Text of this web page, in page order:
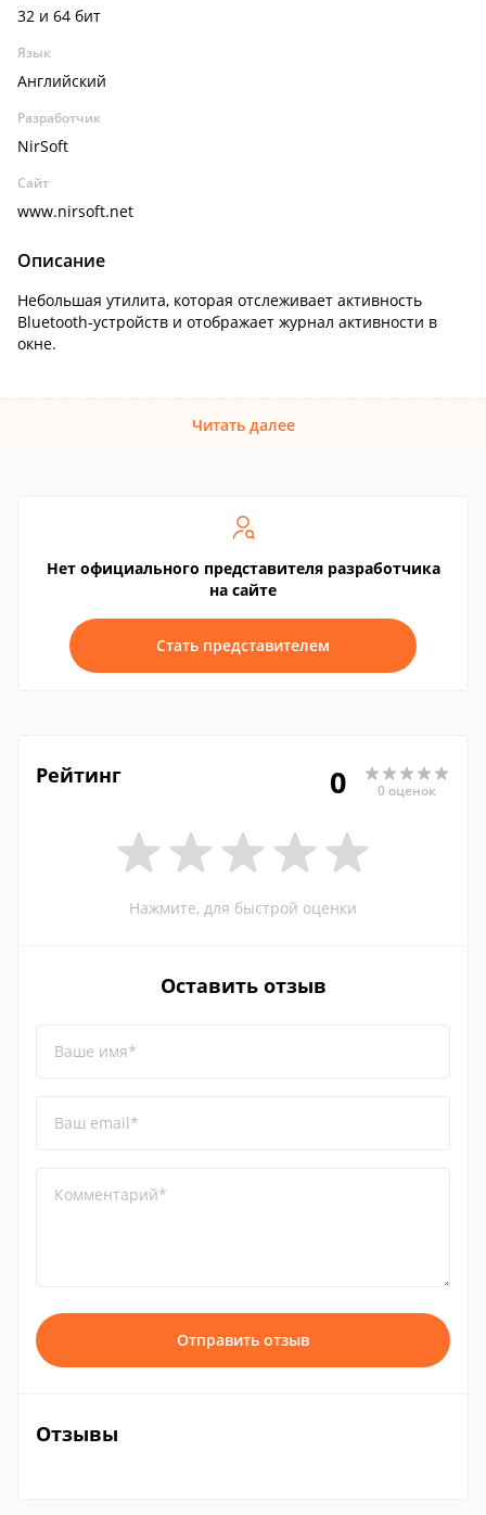
32 и 64 бит
Язык
Английский
Разработчик
NirSoft
Сайт
www.nirsoft.net
Описание
Небольшая утилита, которая отслеживает активность
Bluetooth-устройств и отображает журнал активности в
окне.
Читать далее
Нет официального представителя разработчика
на сайте
Стать представителем
Рейтинг 0 0 оценок
Нажмите, для быстрой оценки
Оставить отзыв
Ваше имя*
Ваш email*
Комментарий*
Отправить отзыв
Отзывы